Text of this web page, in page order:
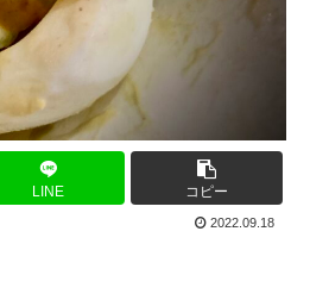
LINE コピー
2022.09.18